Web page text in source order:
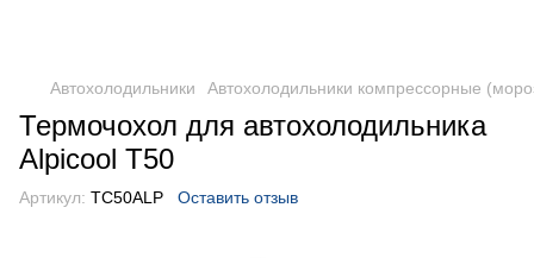
Автохолодильники Автохолодильники компрессорные
Термочохол для автохолодильника
Alpicool T50
Артикул: TC50ALP Оставить отзыв